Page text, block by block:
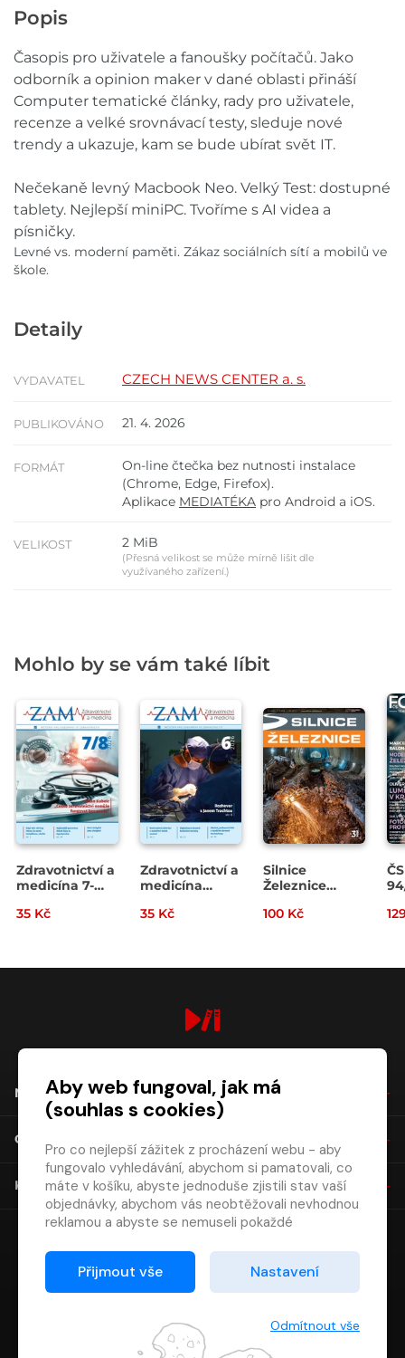
Popis
Časopis pro uživatele a fanoušky počítačů. Jako
odborník a opinion maker v dané oblasti přináší
Computer tematické články, rady pro uživatele,
recenze a velké srovnávací testy, sleduje nové
trendy a ukazuje, kam se bude ubírat svět IT.
Nečekaně levný Macbook Neo. Velký Test: dostupné
tablety. Nejlepší miniPC. Tvoříme s AI videa a
písničky.
Levné vs. moderní paměti. Zákaz sociálních sítí a mobilů ve
škole.
Detaily
VYDAVATEL CZECH NEWS CENTER a. s.
PUBLIKOVÁNO 21. 4. 2026
FORMÁT
On-line čtečka bez nutnosti instalace
(Chrome, Edge, Firefox).
Aplikace MEDIATÉKA pro Android a iOS.
VELIKOST 2 MiB
(Přesná velikost se může mírně lišit dle
využívaného zařízení.)
Mohlo by se vám také líbit
Zdravotnictví a
medicína 7-
35 Kč
Zdravotnictví a
medicína
35 Kč
Silnice
Železnice
100 Kč
NÁKUP
O SPOLEČNOSTI
KONTAKT
Aby web fungoval, jak má
(souhlas s cookies)
Pro co nejlepší zážitek z procházení webu - aby
fungovalo vyhledávání, abychom si pamatovali, co
máte v košíku, abyste jednoduše zjistili stav vaší
objednávky, abychom vás neobtěžovali nevhodnou
reklamou a abyste se nemuseli pokaždé
Proto od vás potřebujeme souhlas se
zpracováním souborů cookies
Děkujeme, že nám ho dáte a pomůžete nám tak
Přijmout vše Nastavení
Odmítnout vše